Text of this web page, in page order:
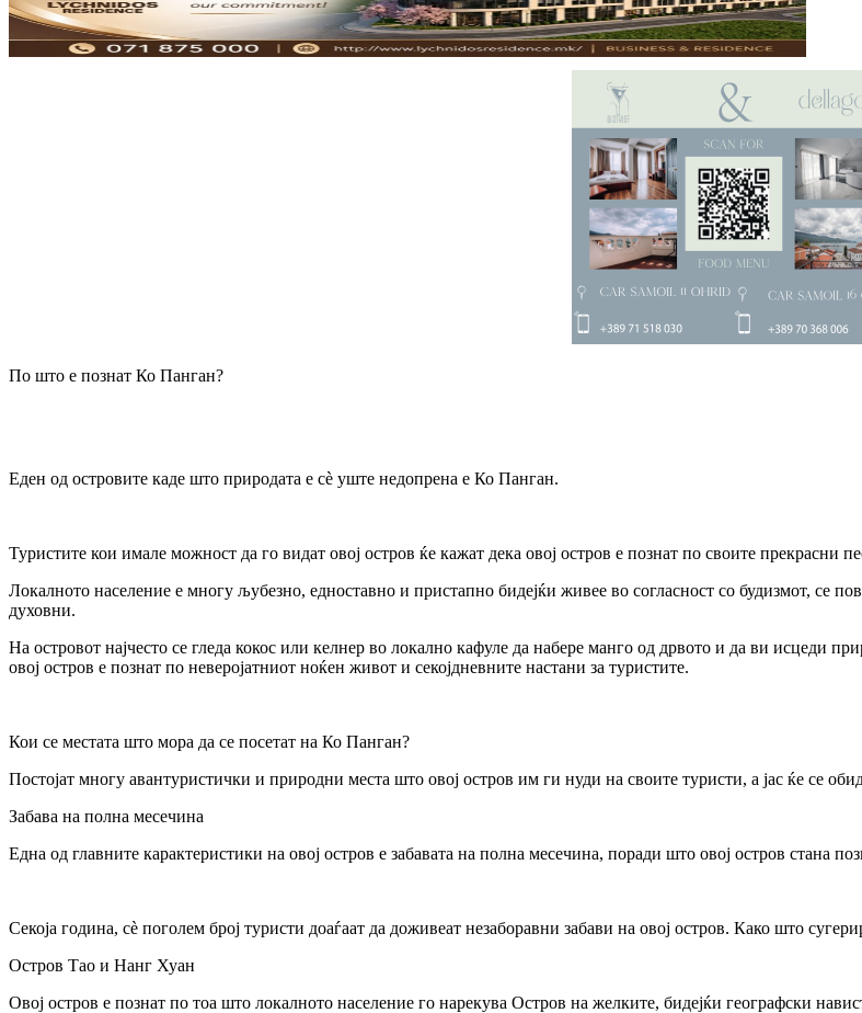
По што е познат Ко Панган?
Еден од островите каде што природата е сè уште недопрена е Ко Панган.
Туристите кои имале можност да го видат овој остров ќе кажат дека овој остров е познат по своите прекрасни
Локалното население е многу љубезно, едноставно и пристапно бидејќи живее во согласност со будизмот, се
духовни.
На островот најчесто се гледа кокос или келнер во локално кафуле да набере манго од дрвото и да ви исцеди
овој остров е познат по неверојатниот ноќен живот и секојдневните настани за туристите.
Кои се местата што мора да се посетат на Ко Панган?
Постојат многу авантуристички и природни места што овој остров им ги нуди на своите туристи, а јас ќе се
Забава на полна месечина
Една од главните карактеристики на овој остров е забавата на полна месечина, поради што овој остров стана
Секоја година, сè поголем број туристи доаѓаат да доживеат незаборавни забави на овој остров. Како што
Остров Тао и Нанг Хуан
Овој остров е познат по тоа што локалното население го нарекува Остров на желките, бидејќи географски